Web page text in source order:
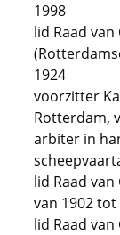
1998
lid Raad
1924
voorzitter
Rotterdam,
arbiter in
lid Raad
van 1902 tot
lid Raad